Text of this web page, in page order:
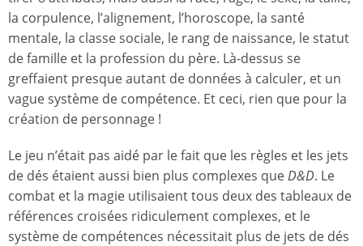
la corpulence, l’alignement, l’horoscope, la santé
mentale, la classe sociale, le rang de naissance, le statut
de famille et la profession du père. Là-dessus se
greffaient presque autant de données à calculer, et un
vague système de compétence. Et ceci, rien que pour la
création de personnage !
Le jeu n’était pas aidé par le fait que les règles et les jets
de dés étaient aussi bien plus complexes queD&D. Le
combat et la magie utilisaient tous deux des tableaux de
références croisées ridiculement complexes, et le
système de compétences nécessitait plus de jets de dés